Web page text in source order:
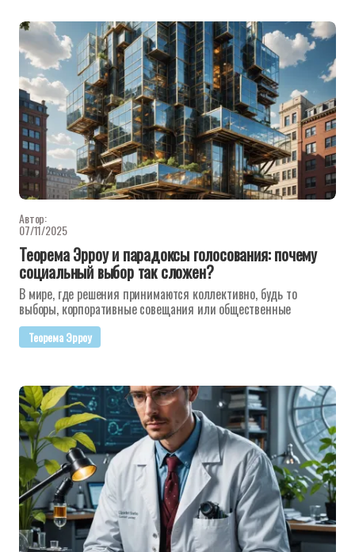
Автор:
07/11/2025
Теорема Эрроу и парадоксы голосования: почему
социальный выбор так сложен?
В мире, где решения принимаются коллективно, будь то
выборы, корпоративные совещания или общественные
Теорема Эрроу